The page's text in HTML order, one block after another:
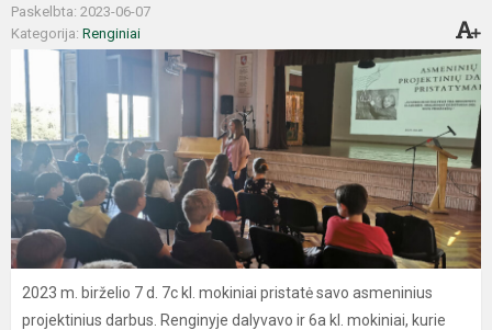
Paskelbta: 2023-06-07
Kategorija: Renginiai
2023 m. birželio 7 d. 7c kl. mokiniai pristatė savo asmeninius
projektinius darbus. Renginyje dalyvavo ir 6a kl. mokiniai, kurie